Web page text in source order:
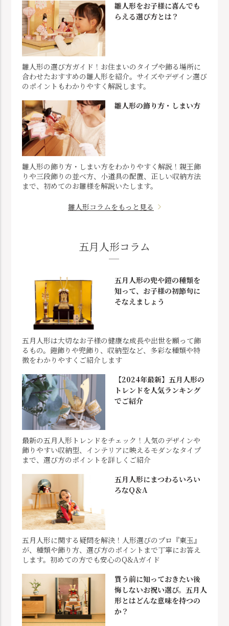
雛人形をお子様に喜んでも
らえる選び方とは？
雛人形の選び方ガイド！お住まいのタイプや飾る場所に
合わせたおすすめの雛人形を紹介。サイズやデザイン選び
のポイントもわかりやすく解説します。
雛人形の飾り方・しまい方
雛人形の飾り方・しまい方をわかりやすく解説！親王飾
りや三段飾りの並べ方、小道具の配置、正しい収納方法
まで、初めてのお雛様を解説いたします。
雛人形コラムをもっと見る
五月人形コラム
五月人形の兜や鎧の種類を
知って、お子様の初節句に
そなえましょう
五月人形は大切なお子様の健康な成長や出世を願って飾
るもの。鎧飾りや兜飾り、収納型など、多彩な種類や特
徴をわかりやすくご紹介します
【2024年最新】五月人形の
トレンドを人気ランキング
でご紹介
最新の五月人形トレンドをチェック！人気のデザインや
飾りやすい収納型、インテリアに映えるモダンなタイプ
まで、選び方のポイントを詳しくご紹介
五月人形にまつわるいろい
ろなQ＆A
五月人形に関する疑問を解決！人形選びのプロ『東玉』
が、種類や飾り方、選び方のポイントまで丁寧にお答え
します。初めての方でも安心のQ&Aガイド
買う前に知っておきたい後
悔しないお祝い選び。五月人
形とはどんな意味を持つの
か？